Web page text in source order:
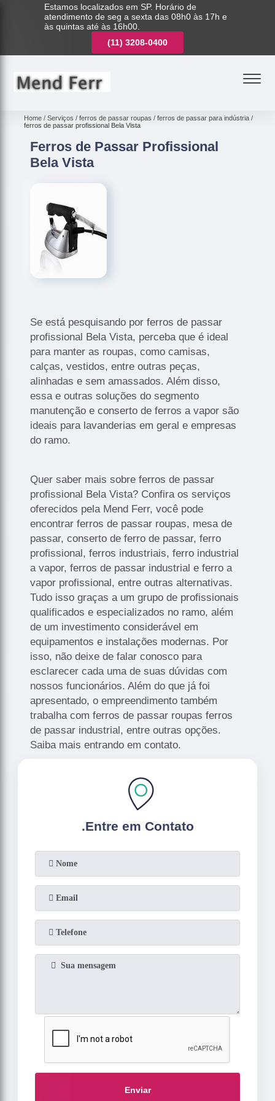
Estamos localizados em SP. Horário de
atendimento de seg a sexta das 08h0 às 17h e
às quintas até às 16h00.
(11) 3208-0400
Home Serviços ferros de passar roupas
ferros de passar para indústria
ferros de passar profissional Bela Vista
Ferros de Passar Profissional
Bela Vista
Se está pesquisando por ferros de passar
profissional Bela Vista, perceba que é ideal
para manter as roupas, como camisas,
calças, vestidos, entre outras peças,
alinhadas e sem amassados. Além disso,
essa e outras soluções do segmento
manutenção e conserto de ferros a vapor são
ideais para lavanderias em geral e empresas
do ramo.
Quer saber mais sobre ferros de passar
profissional Bela Vista? Confira os serviços
oferecidos pela Mend Ferr, você pode
encontrar ferros de passar roupas, mesa de
passar, conserto de ferro de passar, ferro
profissional, ferros industriais, ferro industrial
a vapor, ferros de passar industrial e ferro a
vapor profissional, entre outras alternativas.
Tudo isso graças a um grupo de profissionais
qualificados e especializados no ramo, além
de um investimento considerável em
equipamentos e instalações modernas. Por
isso, não deixe de falar conosco para
esclarecer cada uma de suas dúvidas com
nossos funcionários. Além do que já foi
apresentado, o empreendimento também
trabalha com ferros de passar roupas ferros
de passar industrial, entre outras opções.
Saiba mais entrando em contato.
.Entre em Contato
Enviar